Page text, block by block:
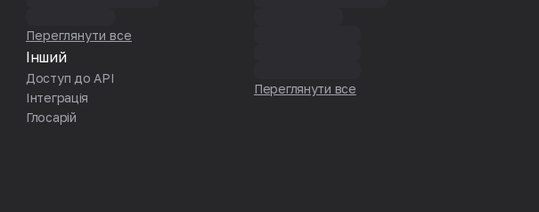
Переглянути все
Інший
Доступ до API
Iнтеграція
Глосарій
Переглянути все